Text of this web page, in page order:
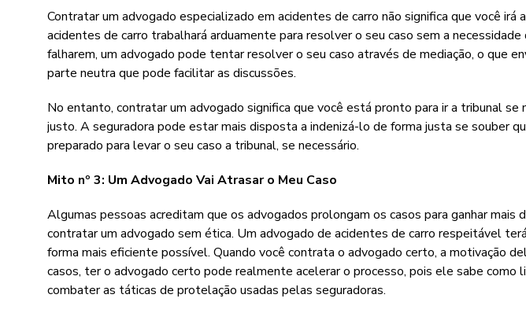
Contratar um advogado especializado em acidentes de carro não significa que você
acidentes de carro trabalhará arduamente para resolver o seu caso sem a
falharem, um advogado pode tentar resolver o seu caso através de mediação, o que
parte neutra que pode facilitar as discussões.
No entanto, contratar um advogado significa que você está pronto para ir a tribunal se
justo. A seguradora pode estar mais disposta a indenizá-lo de forma justa se souber
preparado para levar o seu caso a tribunal, se necessário.
Mito nº 3: Um Advogado Vai Atrasar o Meu Caso
Algumas pessoas acreditam que os advogados prolongam os casos para ganhar mais
contratar um advogado sem ética. Um advogado de acidentes de carro respeitável
forma mais eficiente possível. Quando você contrata o advogado certo, a motivação
casos, ter o advogado certo pode realmente acelerar o processo, pois ele sabe como
combater as táticas de protelação usadas pelas seguradoras.